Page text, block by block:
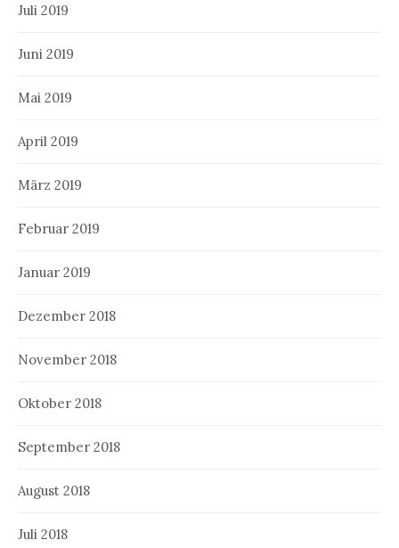
Juli 2019
Juni 2019
Mai 2019
April 2019
März 2019
Februar 2019
Januar 2019
Dezember 2018
November 2018
Oktober 2018
September 2018
August 2018
Juli 2018